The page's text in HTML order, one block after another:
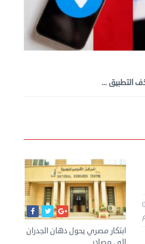
التطبيق ...
ابتكار مصري يحول دهان الجدران